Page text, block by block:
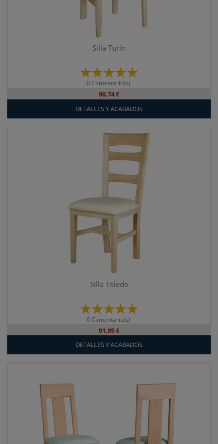
Silla Turín
0 Comentario(s)
90,74 €
DETALLES Y ACABADOS
Silla Toledo
0 Comentario(s)
91,95 €
DETALLES Y ACABADOS